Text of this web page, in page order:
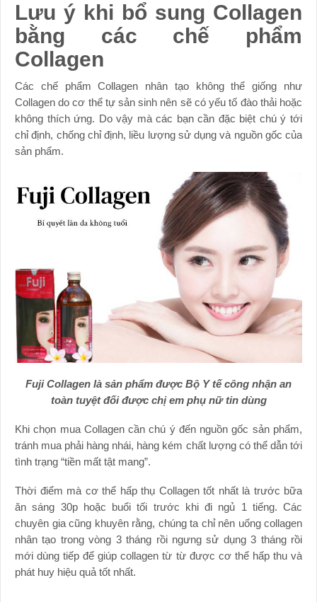
Lưu ý khi bổ sung Collagen
bằng các chế phẩm
Collagen
Các chế phẩm Collagen nhân tạo không thể giống như
Collagen do cơ thể tự sản sinh nên sẽ có yếu tố đào thải hoặc
không thích ứng. Do vậy mà các bạn cần đặc biệt chú ý tới
chỉ định, chống chỉ định, liều lượng sử dụng và nguồn gốc của
sản phẩm.
Fuji Collagen là sản phẩm được Bộ Y tế công nhận an
toàn tuyệt đối được chị em phụ nữ tin dùng
Khi chọn mua Collagen cần chú ý đến nguồn gốc sản phẩm,
tránh mua phải hàng nhái, hàng kém chất lượng có thể dẫn tới
tình trạng “tiền mất tật mang”.
Thời điểm mà cơ thể hấp thụ Collagen tốt nhất là trước bữa
ăn sáng 30p hoặc buổi tối trước khi đi ngủ 1 tiếng. Các
chuyên gia cũng khuyên rằng, chúng ta chỉ nên uống collagen
nhân tạo trong vòng 3 tháng rồi ngưng sử dụng 3 tháng rồi
mới dùng tiếp để giúp collagen từ từ được cơ thể hấp thu và
phát huy hiệu quả tốt nhất.